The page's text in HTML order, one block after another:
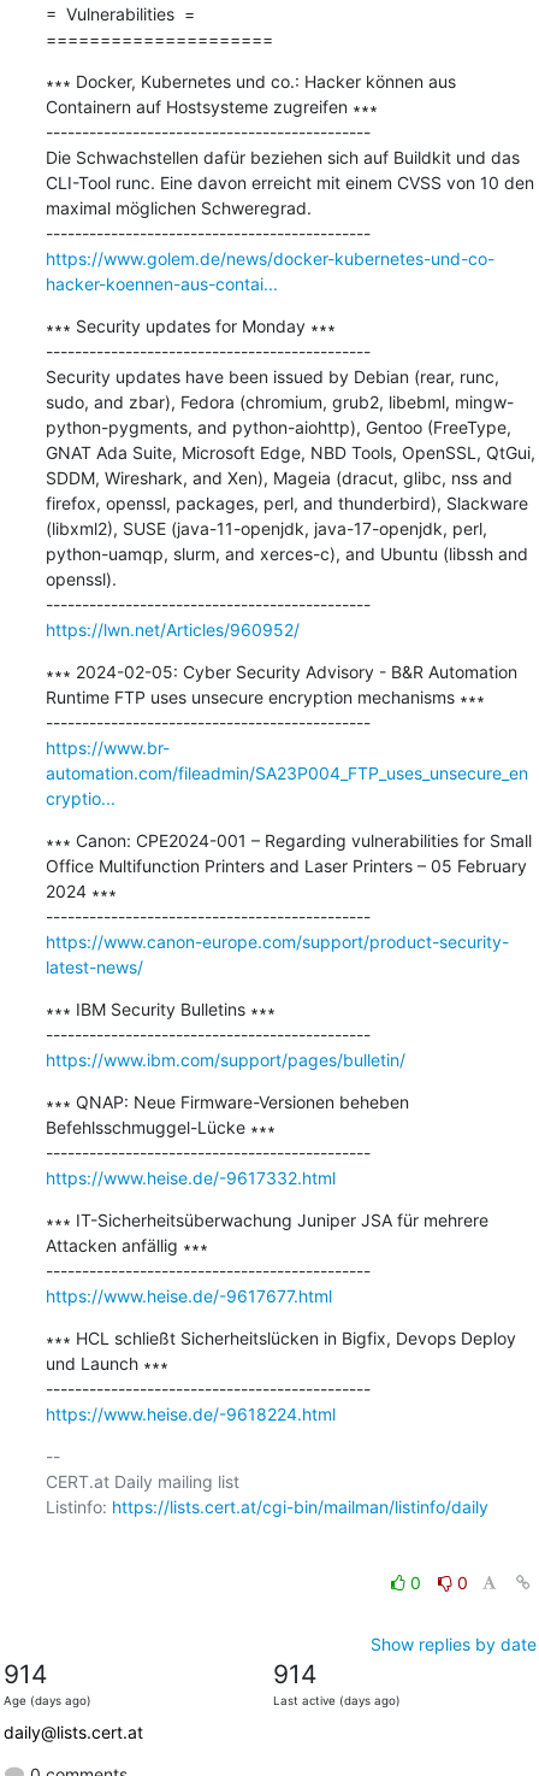
=  Vulnerabilities  =
=====================
∗∗∗ Docker, Kubernetes und co.: Hacker können aus
Containern auf Hostsysteme zugreifen ∗∗∗
---------------------------------------------
Die Schwachstellen dafür beziehen sich auf Buildkit und das
CLI-Tool runc. Eine davon erreicht mit einem CVSS von 10 den
maximal möglichen Schweregrad.
---------------------------------------------
https://www.golem.de/news/docker-kubernetes-und-co-
hacker-koennen-aus-contai...
∗∗∗ Security updates for Monday ∗∗∗
---------------------------------------------
Security updates have been issued by Debian (rear, runc,
sudo, and zbar), Fedora (chromium, grub2, libebml, mingw-
python-pygments, and python-aiohttp), Gentoo (FreeType,
GNAT Ada Suite, Microsoft Edge, NBD Tools, OpenSSL, QtGui,
SDDM, Wireshark, and Xen), Mageia (dracut, glibc, nss and
firefox, openssl, packages, perl, and thunderbird), Slackware
(libxml2), SUSE (java-11-openjdk, java-17-openjdk, perl,
python-uamqp, slurm, and xerces-c), and Ubuntu (libssh and
openssl).
---------------------------------------------
https://lwn.net/Articles/960952/
∗∗∗ 2024-02-05: Cyber Security Advisory - B&R Automation
Runtime FTP uses unsecure encryption mechanisms ∗∗∗
---------------------------------------------
https://www.br-
automation.com/fileadmin/SA23P004_FTP_uses_unsecure_en
cryptio...
∗∗∗ Canon: CPE2024-001 – Regarding vulnerabilities for Small
Office Multifunction Printers and Laser Printers – 05 February
2024 ∗∗∗
---------------------------------------------
https://www.canon-europe.com/support/product-security-
latest-news/
∗∗∗ IBM Security Bulletins ∗∗∗
---------------------------------------------
https://www.ibm.com/support/pages/bulletin/
∗∗∗ QNAP: Neue Firmware-Versionen beheben
Befehlsschmuggel-Lücke ∗∗∗
---------------------------------------------
https://www.heise.de/-9617332.html
∗∗∗ IT-Sicherheitsüberwachung Juniper JSA für mehrere
Attacken anfällig ∗∗∗
---------------------------------------------
https://www.heise.de/-9617677.html
∗∗∗ HCL schließt Sicherheitslücken in Bigfix, Devops Deploy
und Launch ∗∗∗
---------------------------------------------
https://www.heise.de/-9618224.html
--
CERT.at Daily mailing list
Listinfo: https://lists.cert.at/cgi-bin/mailman/listinfo/daily
0 0
Show replies by date
914
Age (days ago)
914
Last active (days ago)
daily@lists.cert.at